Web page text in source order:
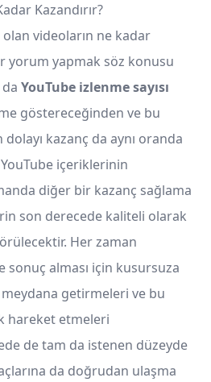
Kazandırır?
videoların ne kadar
yorum yapmak söz konusu
YouTube izlenme sayısı
göstereceğinden ve bu
kazanç da aynı oranda
içeriklerinin
diğer bir kazanç sağlama
son derecede kaliteli olarak
Her zaman
sonuç alması için kusursuza
getirmeleri ve bu
hareket etmeleri
de tam da istenen düzeyde
da doğrudan ulaşma